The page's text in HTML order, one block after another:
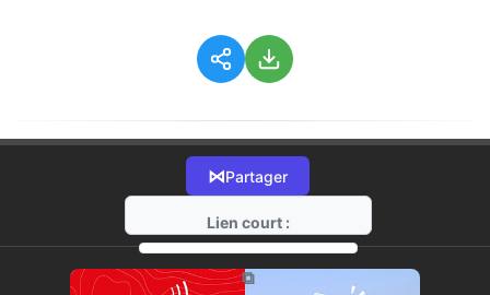
⋈Partager
Lien court :
https://radio-g.fr?2470
⧉